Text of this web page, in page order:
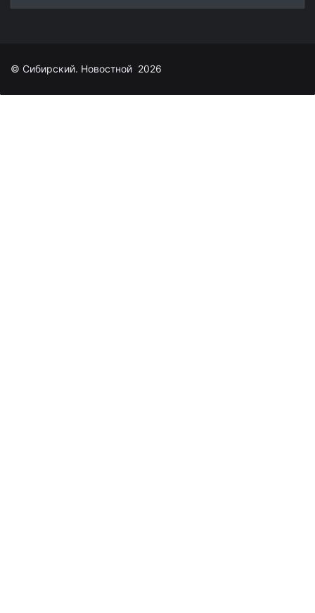
© Сибирский. Новостной 2026